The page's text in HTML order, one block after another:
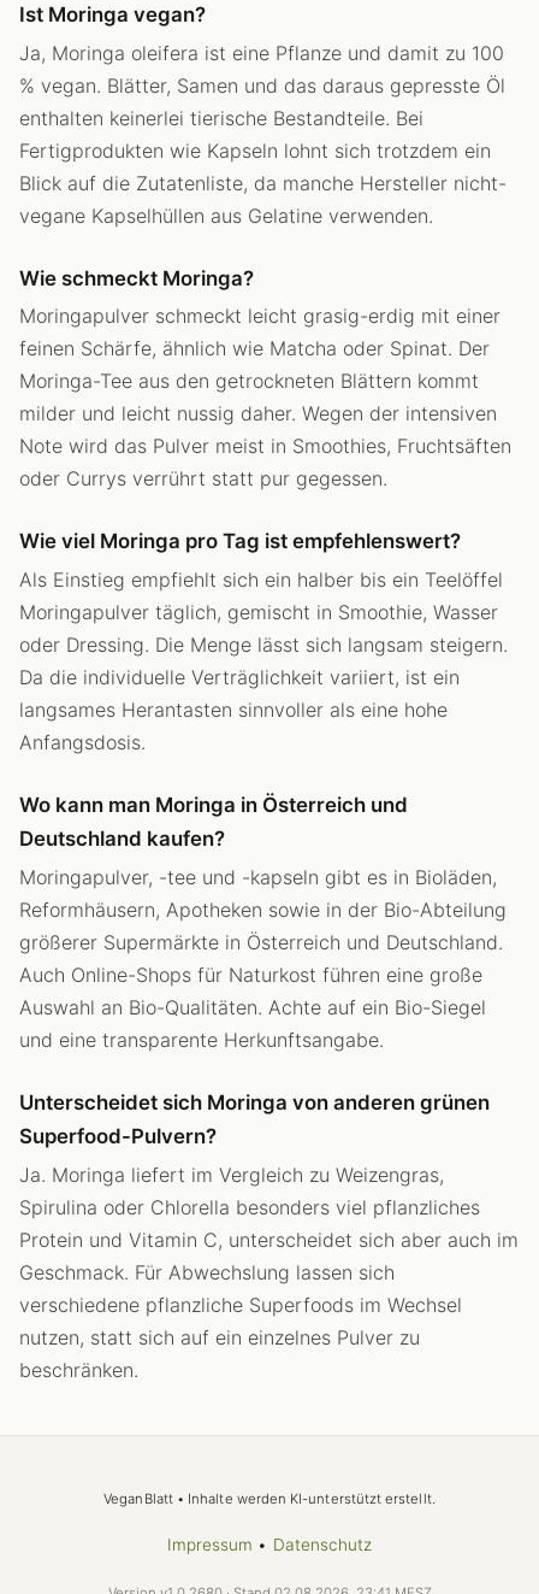
Ist Moringa vegan?
Ja, Moringa oleifera ist eine Pflanze und damit zu 100
% vegan. Blätter, Samen und das daraus gepresste Öl
enthalten keinerlei tierische Bestandteile. Bei
Fertigprodukten wie Kapseln lohnt sich trotzdem ein
Blick auf die Zutatenliste, da manche Hersteller nicht-
vegane Kapselhüllen aus Gelatine verwenden.
Wie schmeckt Moringa?
Moringapulver schmeckt leicht grasig-erdig mit einer
feinen Schärfe, ähnlich wie Matcha oder Spinat. Der
Moringa-Tee aus den getrockneten Blättern kommt
milder und leicht nussig daher. Wegen der intensiven
Note wird das Pulver meist in Smoothies, Fruchtsäften
oder Currys verrührt statt pur gegessen.
Wie viel Moringa pro Tag ist empfehlenswert?
Als Einstieg empfiehlt sich ein halber bis ein Teelöffel
Moringapulver täglich, gemischt in Smoothie, Wasser
oder Dressing. Die Menge lässt sich langsam steigern.
Da die individuelle Verträglichkeit variiert, ist ein
langsames Herantasten sinnvoller als eine hohe
Anfangsdosis.
Wo kann man Moringa in Österreich und
Deutschland kaufen?
Moringapulver, -tee und -kapseln gibt es in Bioläden,
Reformhäusern, Apotheken sowie in der Bio-Abteilung
größerer Supermärkte in Österreich und Deutschland.
Auch Online-Shops für Naturkost führen eine große
Auswahl an Bio-Qualitäten. Achte auf ein Bio-Siegel
und eine transparente Herkunftsangabe.
Unterscheidet sich Moringa von anderen grünen
Superfood-Pulvern?
Ja. Moringa liefert im Vergleich zu Weizengras,
Spirulina oder Chlorella besonders viel pflanzliches
Protein und Vitamin C, unterscheidet sich aber auch im
Geschmack. Für Abwechslung lassen sich
verschiedene pflanzliche Superfoods im Wechsel
nutzen, statt sich auf ein einzelnes Pulver zu
beschränken.
VeganBlatt • Inhalte werden KI-unterstützt erstellt.
Impressum • Datenschutz